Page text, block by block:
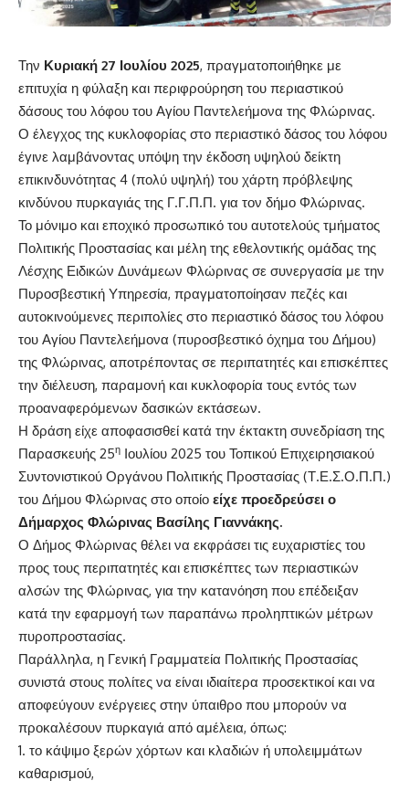
Την Κυριακή 27 Ιουλίου 2025, πραγματοποιήθηκε με
επιτυχία η φύλαξη και περιφρούρηση του περιαστικού
δάσους του λόφου του Αγίου Παντελεήμονα της Φλώρινας.
Ο έλεγχος της κυκλοφορίας στο περιαστικό δάσος του λόφου
έγινε λαμβάνοντας υπόψη την έκδοση υψηλού δείκτη
επικινδυνότητας 4 (πολύ υψηλή) του χάρτη πρόβλεψης
κινδύνου πυρκαγιάς της Γ.Γ.Π.Π. για τον δήμο Φλώρινας.
Το μόνιμο και εποχικό προσωπικό του αυτοτελούς τμήματος
Πολιτικής Προστασίας και μέλη της εθελοντικής ομάδας της
Λέσχης Ειδικών Δυνάμεων Φλώρινας σε συνεργασία με την
Πυροσβεστική Υπηρεσία, πραγματοποίησαν πεζές και
αυτοκινούμενες περιπολίες στο περιαστικό δάσος του λόφου
του Αγίου Παντελεήμονα (πυροσβεστικό όχημα του Δήμου)
της Φλώρινας, αποτρέποντας σε περιπατητές και επισκέπτες
την διέλευση, παραμονή και κυκλοφορία τους εντός των
προαναφερόμενων δασικών εκτάσεων.
Η δράση είχε αποφασισθεί κατά την έκτακτη συνεδρίαση της
Παρασκευής 25η Ιουλίου 2025 του Τοπικού Επιχειρησιακού
Συντονιστικού Οργάνου Πολιτικής Προστασίας (Τ.Ε.Σ.Ο.Π.Π.)
του Δήμου Φλώρινας στο οποίο είχε προεδρεύσει ο
Δήμαρχος Φλώρινας Βασίλης Γιαννάκης.
Ο Δήμος Φλώρινας θέλει να εκφράσει τις ευχαριστίες του
προς τους περιπατητές και επισκέπτες των περιαστικών
αλσών της Φλώρινας, για την κατανόηση που επέδειξαν
κατά την εφαρμογή των παραπάνω προληπτικών μέτρων
πυροπροστασίας.
Παράλληλα, η Γενική Γραμματεία Πολιτικής Προστασίας
συνιστά στους πολίτες να είναι ιδιαίτερα προσεκτικοί και να
αποφεύγουν ενέργειες στην ύπαιθρο που μπορούν να
προκαλέσουν πυρκαγιά από αμέλεια, όπως:
το κάψιμο ξερών χόρτων και κλαδιών ή υπολειμμάτων
καθαρισμού,